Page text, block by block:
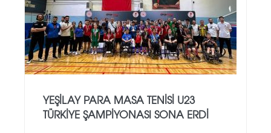
YEŞILAY PARA MASA TENISI U23
TÜRKIYE ŞAMPIYONASI SONA ERDI